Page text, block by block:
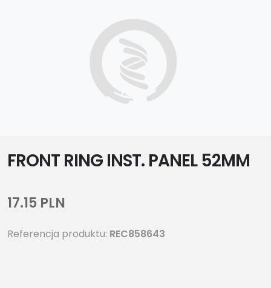
FRONT RING INST. PANEL 52MM
17.15 PLN
Referencja produktu: REC858643